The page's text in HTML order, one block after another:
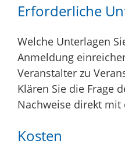
Erforderliche
Welche Unterlagen
Anmeldung
Veranstalter zu
Klären Sie die Frage
Nachweise direkt mit
Kosten